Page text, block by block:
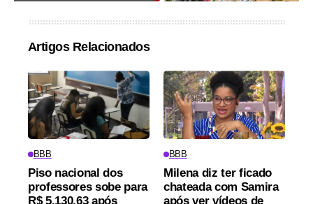
Artigos Relacionados
BBB
Piso nacional dos
professores sobe para
R$ 5.130,63 após
BBB
Milena diz ter ficado
chateada com Samira
após ver vídeos de